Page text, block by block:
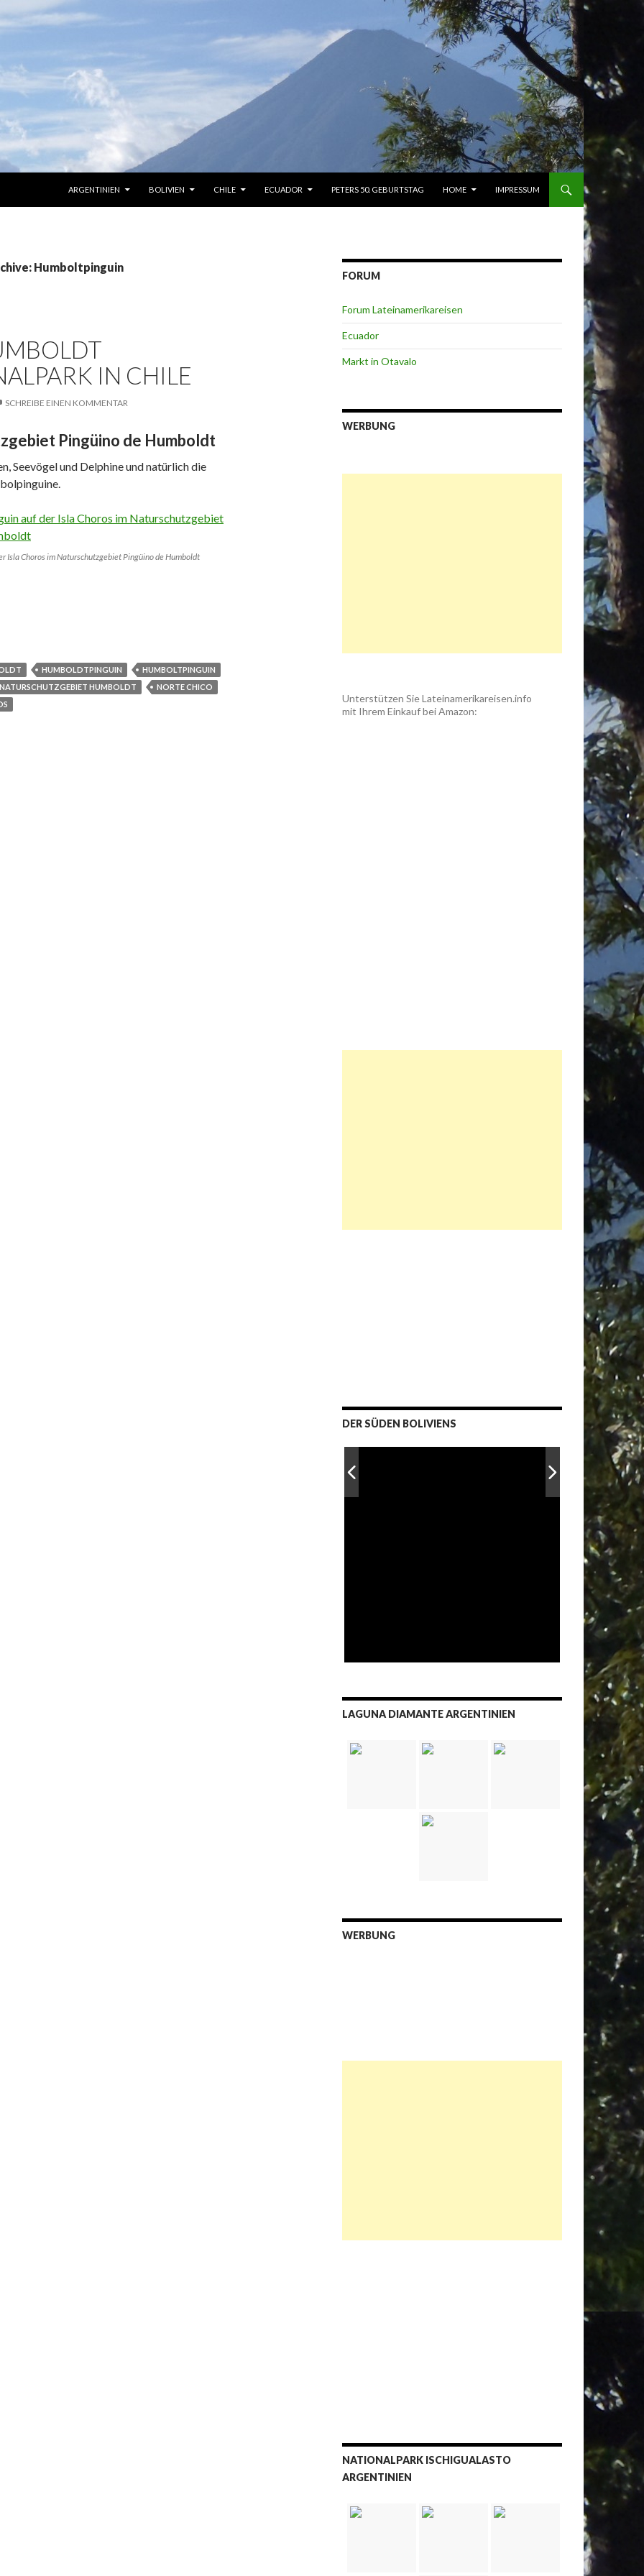
ARGENTINIEN
BOLIVIEN CHILE ECUADOR PETERS 50. GEBURTSTAG HOME IMPRESSUM
Humboltpinguin
IN CHILE
SCHREIBE EINEN KOMMENTAR
Pingüino de Humboldt
Seevögel und Delphine und natürlich die
Isla Choros im Naturschutzgebiet Pingüino de Humboldt
in Chile
HUMBOLDTPINGUIN
HUMBOLTPINGUIN
NATURSCHUTZGEBIET HUMBOLDT
NORTE CHICO
FORUM
Forum Lateinamerikareisen
Ecuador
Markt in Otavalo
WERBUNG
Unterstützen Sie Lateinamerikareisen.info
mit Ihrem Einkauf bei Amazon:
DER SÜDEN BOLIVIENS
LAGUNA DIAMANTE ARGENTINIEN
WERBUNG
NATIONALPARK ISCHIGUALASTO
ARGENTINIEN